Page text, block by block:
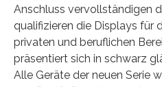
Anschluss vervollständigen
qualifizieren die Displays für
privaten und beruflichen
präsentiert sich in schwarz
Alle Geräte der neuen Serie